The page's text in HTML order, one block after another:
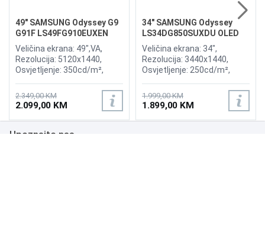
49" SAMSUNG Odyssey G9
G91F LS49FG910EUXEN
144Hz Gaming Curved
Display
Veličina ekrana: 49",VA,
Rezolucija: 5120x1440,
Osvjetljenje: 350cd/m²,
Osvježenje: 144Hz, AMD
FreeSync Premium Pro,
Priključci: 2xHDMI 2.1,
DisplayPort, 2xUSB 3.2, USB-
B
2.349,00 KM
2.099,00 KM
34" SAMSUNG Odyssey
LS34DG850SUXDU OLED
G8 175Hz Gaming Curved
Display
Veličina ekrana: 34",
Rezolucija: 3440x1440,
Osvjetljenje: 250cd/m²,
Osvježenje: 175Hz, AMD
FreeSync Premium,
Wireless LAN, Bluetooth ,
Priključci: 2xHDMI,
1.999,00 KM
1.899,00 KM
Upoznajte nas